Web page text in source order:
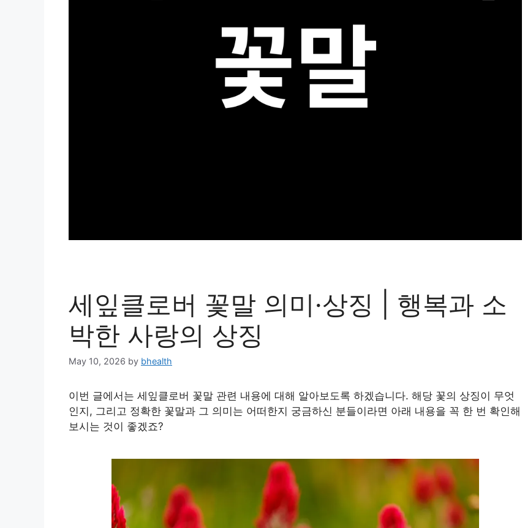
세잎클로버 꽃말 의미·상징 | 행복과 소
박한 사랑의 상징
May 10, 2026 by bhealth
이번 글에서는 세잎클로버 꽃말 관련 내용에 대해 알아보도록 하겠습니다. 해당 꽃의 상징이 무엇
인지, 그리고 정확한 꽃말과 그 의미는 어떠한지 궁금하신 분들이라면 아래 내용을 꼭 한 번 확인해
보시는 것이 좋겠죠?